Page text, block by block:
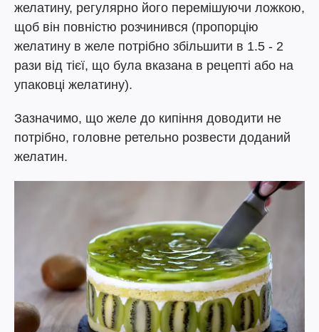
желатину, регулярно його перемішуючи ложкою,
щоб він повністю розчинився (пропорцію
желатину в желе потрібно збільшити в 1.5 - 2
рази від тієї, що була вказана в рецепті або на
упаковці желатину).
Зазначимо, що желе до кипіння доводити не
потрібно, головне ретельно розвести доданий
желатин.